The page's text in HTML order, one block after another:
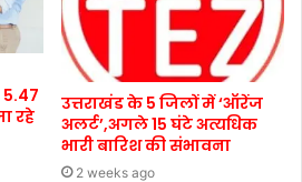
रहे
उत्तराखंड के 5 जिलों में ‘ऑरेंज
अलर्ट’,अगले 15 घंटे अत्यधिक
भारी बारिश की संभावना
2 weeks ago